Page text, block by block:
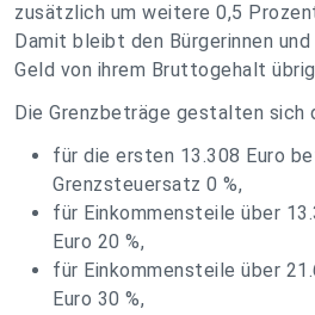
zusätzlich um weitere 0,5
Damit bleibt den Bürgerinnen
Geld von ihrem Bruttogehalt
Die Grenzbeträge gestalten sich
für die ersten 13.308 Euro
Grenzsteuersatz 0 %,
für Einkommensteile über
Euro 20 %,
für Einkommensteile über
Euro 30 %,